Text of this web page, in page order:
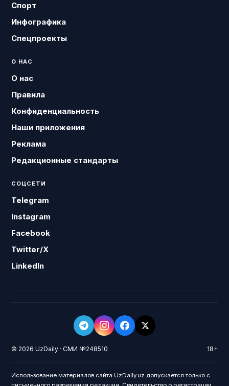
Спорт
Инфографика
Спецпроекты
О НАС
О нас
Правила
Конфиденциальность
Наши приложения
Реклама
Редакционные стандарты
СОЦСЕТИ
Telegram
Instagram
Facebook
Twitter/X
LinkedIn
© 2026 UzDaily · СМИ №248510 18+
Использование материалов сайта UzDaily.uz допускается только с